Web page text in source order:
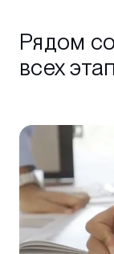
Рядом
всех